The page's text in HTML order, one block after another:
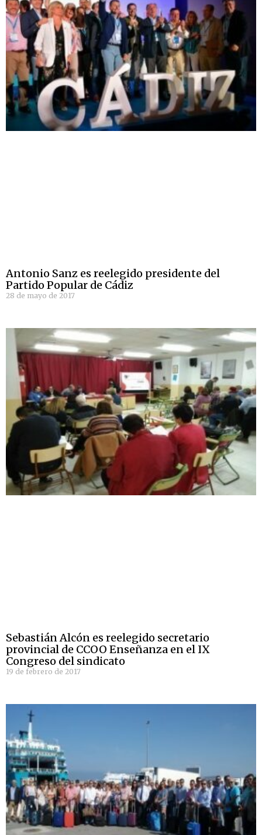
Antonio Sanz es reelegido presidente del
Partido Popular de Cádiz
28 de mayo de 2017
Sebastián Alcón es reelegido secretario
provincial de CCOO Enseñanza en el IX
Congreso del sindicato
19 de febrero de 2017